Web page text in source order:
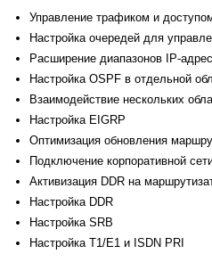
Управление трафиком и
Настройка очередей для
Расширение диапазонов IP-
Настройка OSPF в отдельной
Взаимодействие нескольких
Настройка EIGRP
Оптимизация обновления
Подключение корпоративной
Активизация DDR на
Настройка DDR
Настройка SRB
Настройка Т1/Е1 и ISDN PRI